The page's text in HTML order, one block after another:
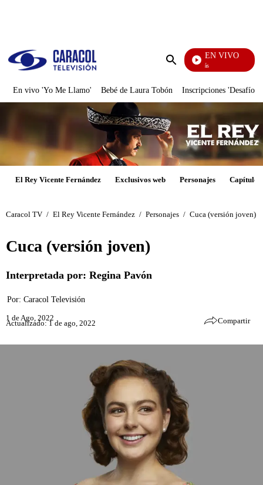
Enviar
EN VIVO
También Caerás
En vivo 'Yo Me Llamo' Bebé de Laura Tobón Inscripciones 'Desafío'
El Rey Vicente Fernández Exclusivos web Personajes Capítulos
Caracol TV / El Rey Vicente Fernández / Personajes / Cuca (versión joven)
Cuca (versión joven)
Interpretada por: Regina Pavón
Por: Caracol Televisión
1 de Ago, 2022
Actualizado: 1 de ago, 2022 Compartir